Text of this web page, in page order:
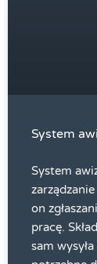
System
System
on
pracę.
sam